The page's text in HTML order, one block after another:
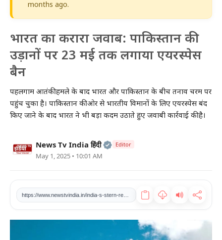
ऑटो
मनोरंजन
विदेश
टेक
लाइफस्टाइल
months ago.
भारत का करारा जवाब: पाकिस्तान की
उड़ानों पर 23 मई तक लगाया एयरस्पेस
बैन
पहलगाम आतंकी हमले के बाद भारत और पाकिस्तान के बीच तनाव चरम पर
पहुंच चुका है। पाकिस्तान की ओर से भारतीय विमानों के लिए एयरस्पेस बंद
किए जाने के बाद भारत ने भी बड़ा कदम उठाते हुए जवाबी कार्रवाई की है।
News Tv India हिंदी Official | Verified Expert • 27
Editor
May 1, 2025 • 10:01 AM